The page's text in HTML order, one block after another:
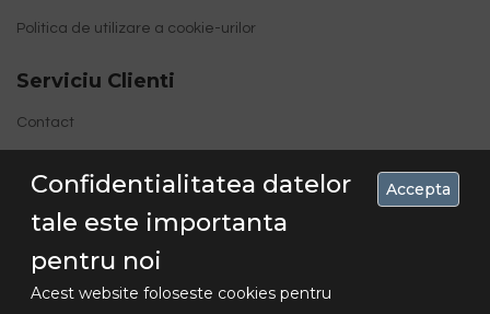
Politica de utilizare a cookie-urilor
Serviciu Clienti
Contact
Confidentialitatea datelor
tale este importanta
pentru noi
Acest website foloseste cookies pentru
Accepta